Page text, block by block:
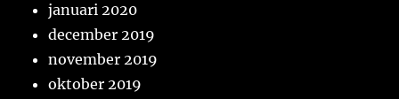
januari 2020
december 2019
november 2019
oktober 2019